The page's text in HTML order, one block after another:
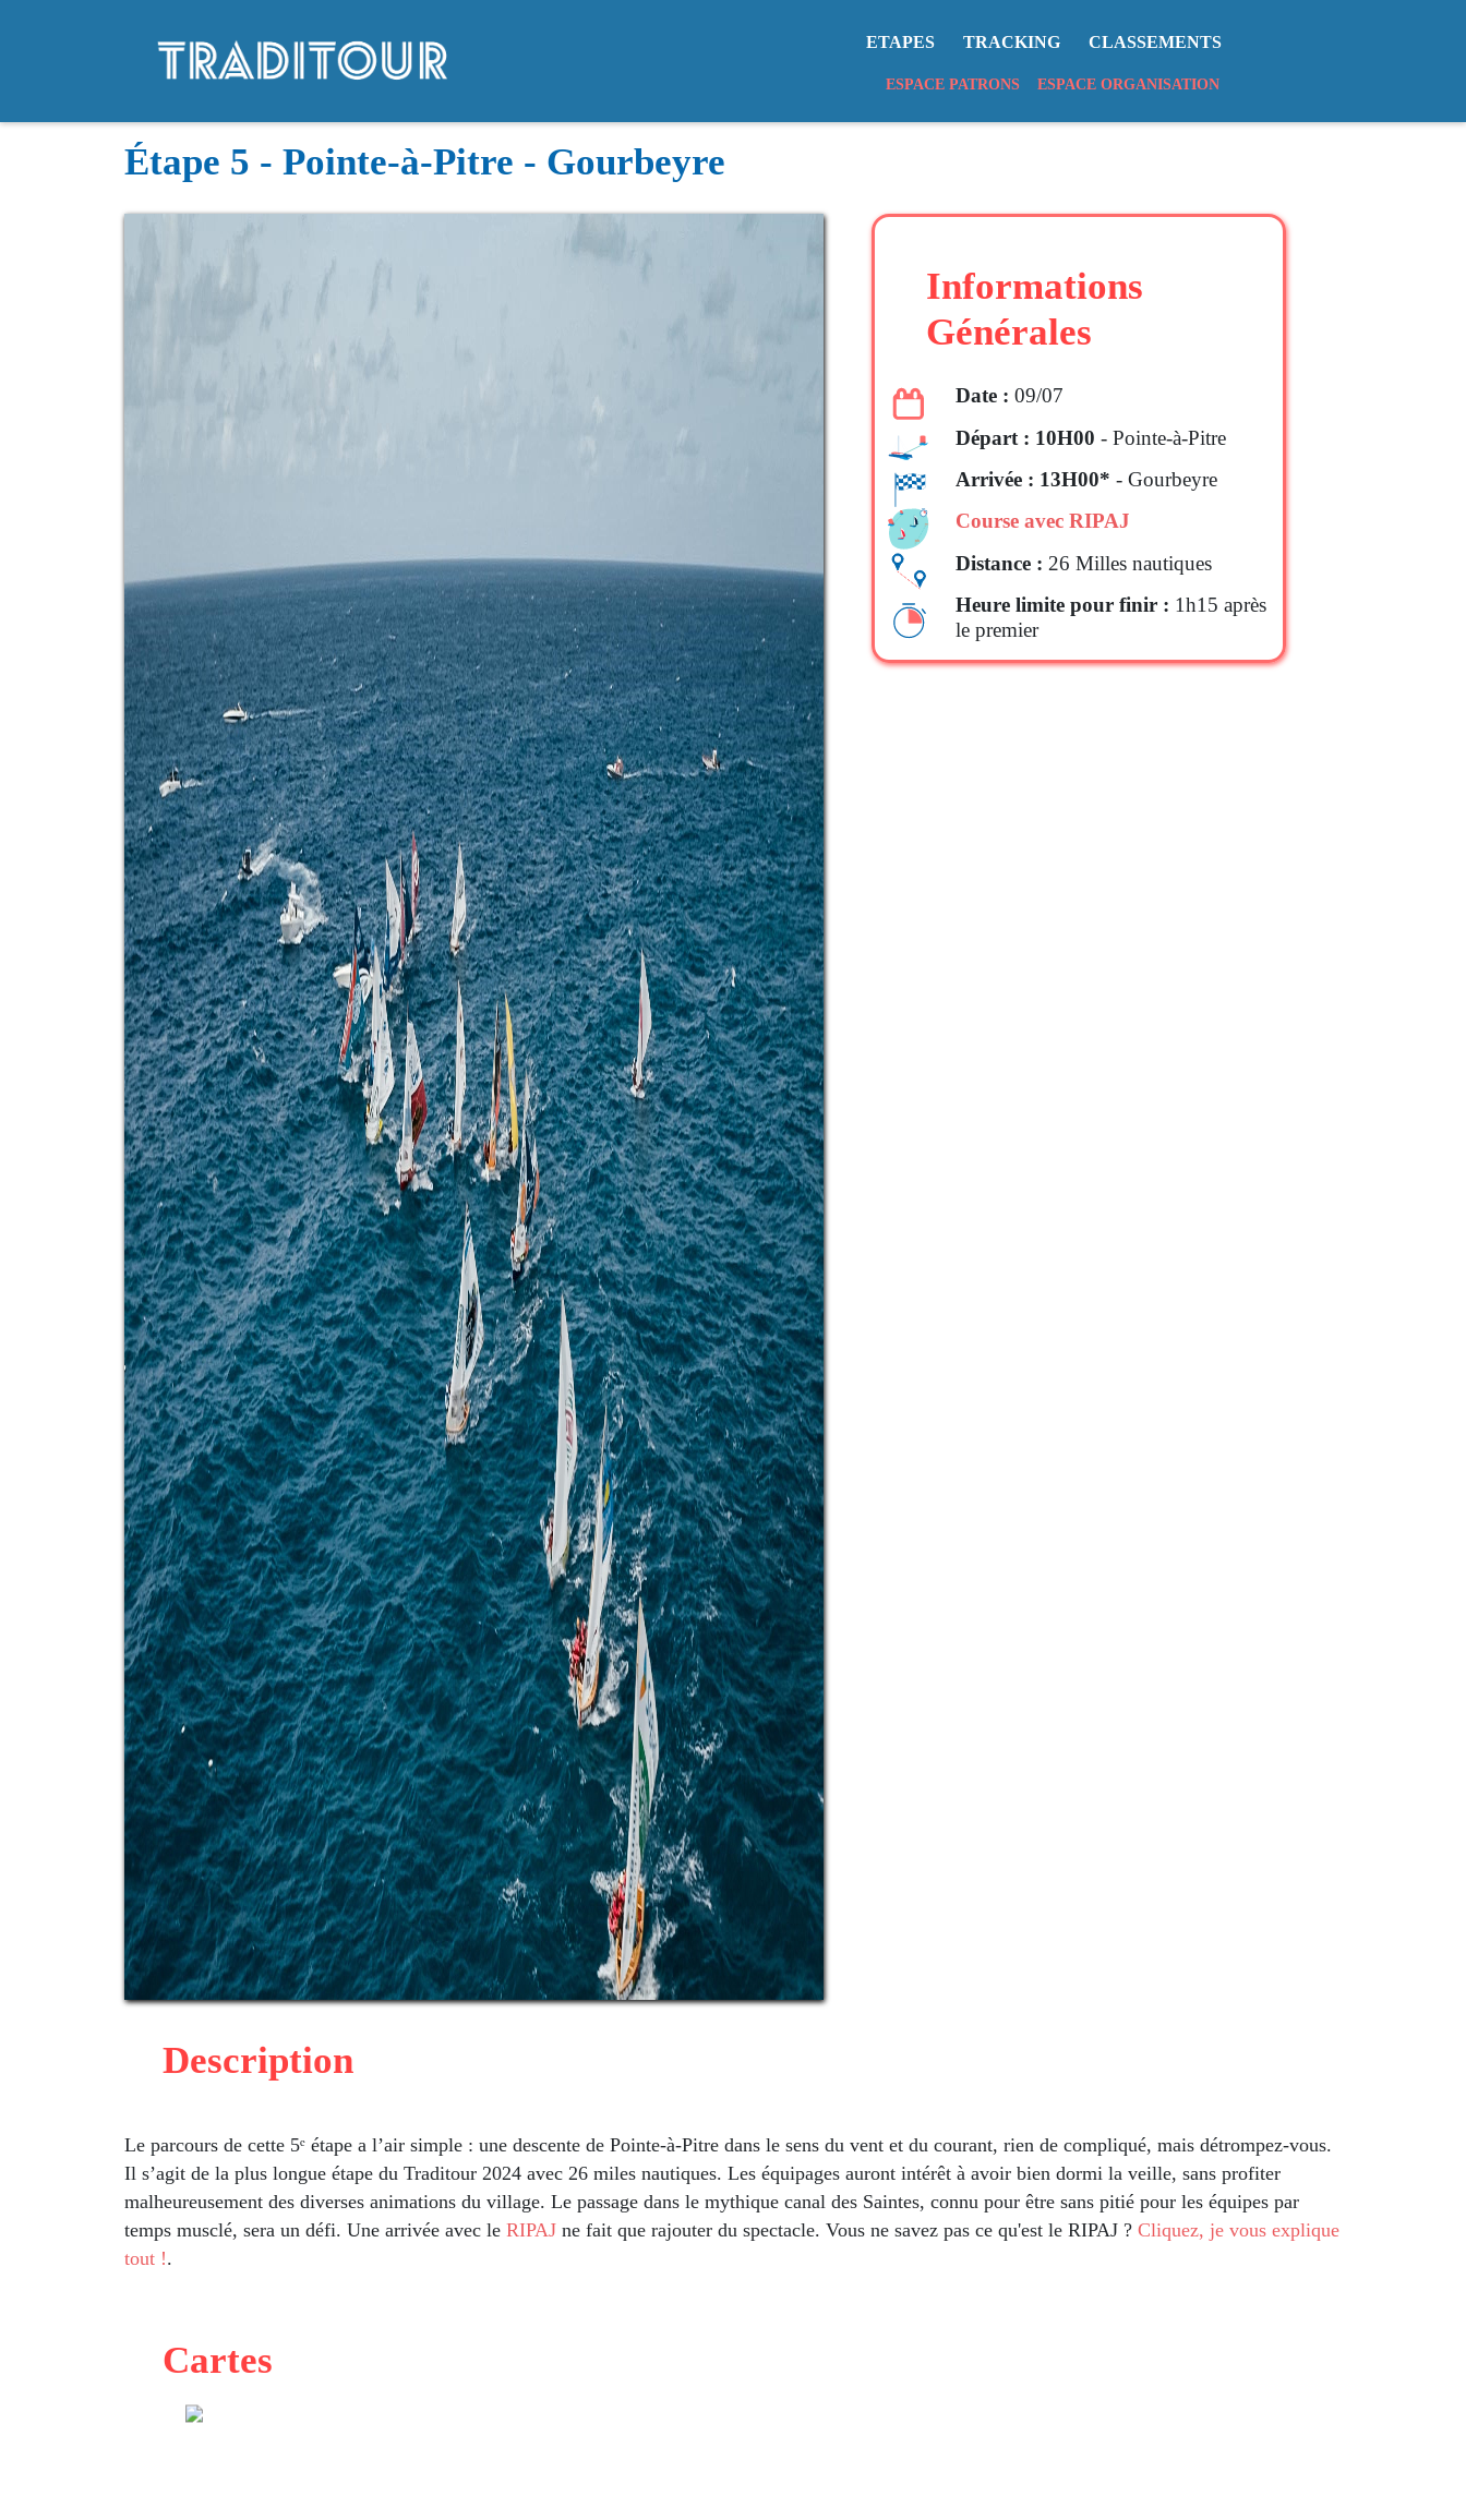
ETAPES TRACKING CLASSEMENTS
ESPACE PATRONS ESPACE ORGANISATION
Étape 5 - Pointe-à-Pitre - Gourbeyre
Informations
Générales
Date : 09/07
Départ : 10H00 - Pointe-à-Pitre
Arrivée : 13H00* - Gourbeyre
Course avec RIPAJ
Distance : 26 Milles nautiques
Heure limite pour finir : 1h15 après
le premier
Description
Le parcours de cette 5ᵉ étape a l’air simple : une descente de Pointe-à-Pitre dans le sens du vent et du courant, rien de compliqué, mais détrompez-vous.
Il s’agit de la plus longue étape du Traditour 2024 avec 26 miles nautiques. Les équipages auront intérêt à avoir bien dormi la veille, sans profiter
malheureusement des diverses animations du village. Le passage dans le mythique canal des Saintes, connu pour être sans pitié pour les équipes par
temps musclé, sera un défi. Une arrivée avec le RIPAJ ne fait que rajouter du spectacle. Vous ne savez pas ce qu'est le RIPAJ ? Cliquez, je vous explique
tout !.
Cartes